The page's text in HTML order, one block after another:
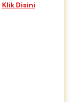
Klik Disini